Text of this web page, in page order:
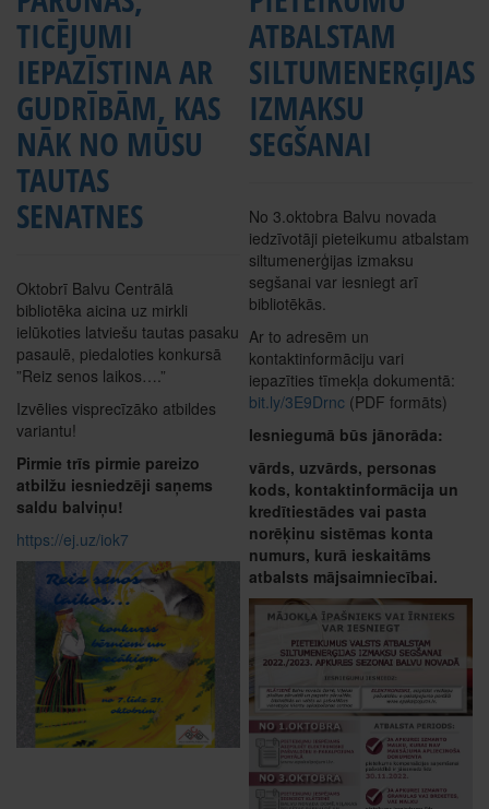
TICĒJUMI
IEPAZĪSTINA AR
GUDRĪBĀM, KAS
NĀK NO MŪSU
TAUTAS
SENATNES
Oktobrī Balvu Centrālā
bibliotēka aicina uz mirkli
ielūkoties latviešu tautas pasaku
pasaulē, piedaloties konkursā
”Reiz senos laikos….”
Izvēlies visprecīzāko atbildes
variantu!
Pirmie trīs pirmie pareizo
atbilžu iesniedzēji saņems
saldu balviņu!
https://ej.uz/iok7
ATBALSTAM
SILTUMENERĢIJAS
IZMAKSU
SEGŠANAI
No 3.oktobra Balvu novada
iedzīvotāji pieteikumu atbalstam
siltumenerģijas izmaksu
segšanai var iesniegt arī
bibliotēkās.
Ar to adresēm un
kontaktinformāciju vari
iepazīties tīmekļa dokumentā:
bit.ly/3E9Drnc (PDF formāts)
Iesniegumā būs jānorāda:
vārds, uzvārds, personas
kods, kontaktinformācija un
kredītiestādes vai pasta
norēķinu sistēmas konta
numurs, kurā ieskaitāms
atbalsts mājsaimniecībai.